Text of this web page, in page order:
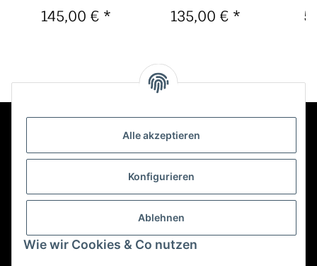
Alle akzeptieren
Konfigurieren
Ablehnen
Wie wir Cookies & Co nutzen
Mundstück für
Altsaxophon
145,00 € *
'Jazz' für
Altsaxophon
135,00 € *
Informationen
Mehr über